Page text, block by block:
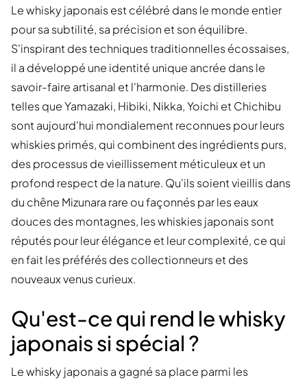
Le whisky japonais est célébré dans le monde entier
pour sa subtilité, sa précision et son équilibre.
S'inspirant des techniques traditionnelles écossaises,
il a développé une identité unique ancrée dans le
savoir-faire artisanal et l'harmonie. Des distilleries
telles que Yamazaki, Hibiki, Nikka, Yoichi et Chichibu
sont aujourd'hui mondialement reconnues pour leurs
whiskies primés, qui combinent des ingrédients purs,
des processus de vieillissement méticuleux et un
profond respect de la nature. Qu'ils soient vieillis dans
du chêne Mizunara rare ou façonnés par les eaux
douces des montagnes, les whiskies japonais sont
réputés pour leur élégance et leur complexité, ce qui
en fait les préférés des collectionneurs et des
nouveaux venus curieux.
Qu'est-ce qui rend le whisky
japonais si spécial ?
Le whisky japonais a gagné sa place parmi les